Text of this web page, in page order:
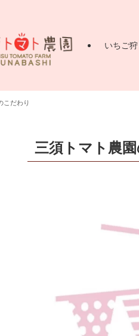
いちご
こだわり
三須トマト農